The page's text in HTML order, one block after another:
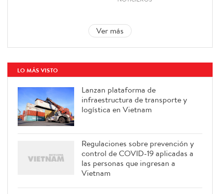
Ver más
LO MÁS VISTO
Lanzan plataforma de
infraestructura de transporte y
logística en Vietnam
Regulaciones sobre prevención y
control de COVID-19 aplicadas a
las personas que ingresan a
Vietnam